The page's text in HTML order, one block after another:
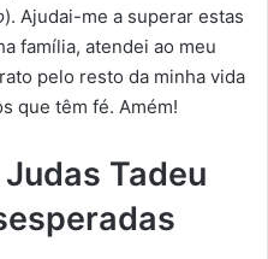
). Ajudai-me a superar estas
família, atendei ao meu
pelo resto da minha vida
que têm fé. Amém!
Tadeu